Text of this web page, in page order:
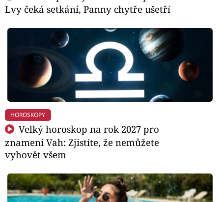
Lvy čeká setkání, Panny chytře ušetří
HOROSKOPY
Velký horoskop na rok 2027 pro
znamení Vah: Zjistíte, že nemůžete
vyhovět všem